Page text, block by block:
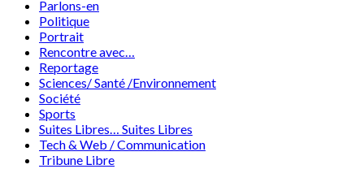
Parlons-en
Politique
Portrait
Rencontre avec…
Reportage
Sciences/ Santé /Environnement
Société
Sports
Suites Libres… Suites Libres
Tech & Web / Communication
Tribune Libre